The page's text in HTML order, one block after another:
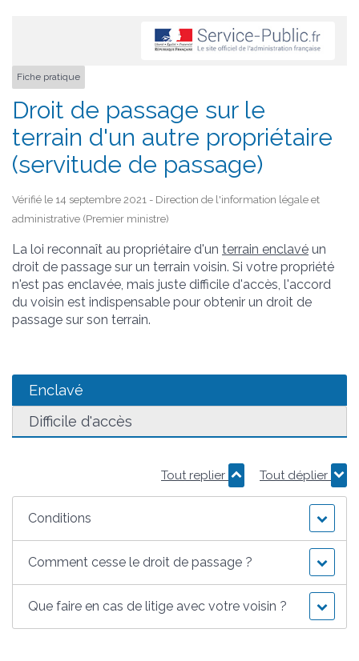
Fiche pratique
Droit de passage sur le
terrain d'un autre propriétaire
(servitude de passage)
Vérifié le 14 septembre 2021 - Direction de l'information légale et
administrative (Premier ministre)
La loi reconnaît au propriétaire d'un terrain enclavé un
droit de passage sur un terrain voisin. Si votre propriété
n'est pas enclavée, mais juste difficile d'accès, l'accord
du voisin est indispensable pour obtenir un droit de
passage sur son terrain.
Enclavé
Difficile d'accès
Tout replier Tout déplier
Conditions
Comment cesse le droit de passage ?
Que faire en cas de litige avec votre voisin ?